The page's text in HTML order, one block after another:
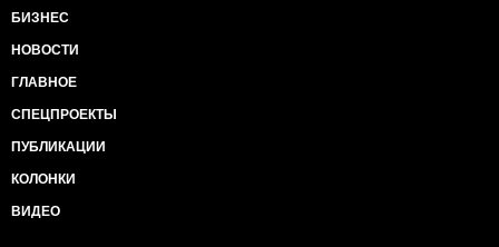
БИЗНЕС
НОВОСТИ
ГЛАВНОЕ
СПЕЦПРОЕКТЫ
ПУБЛИКАЦИИ
КОЛОНКИ
ВИДЕО